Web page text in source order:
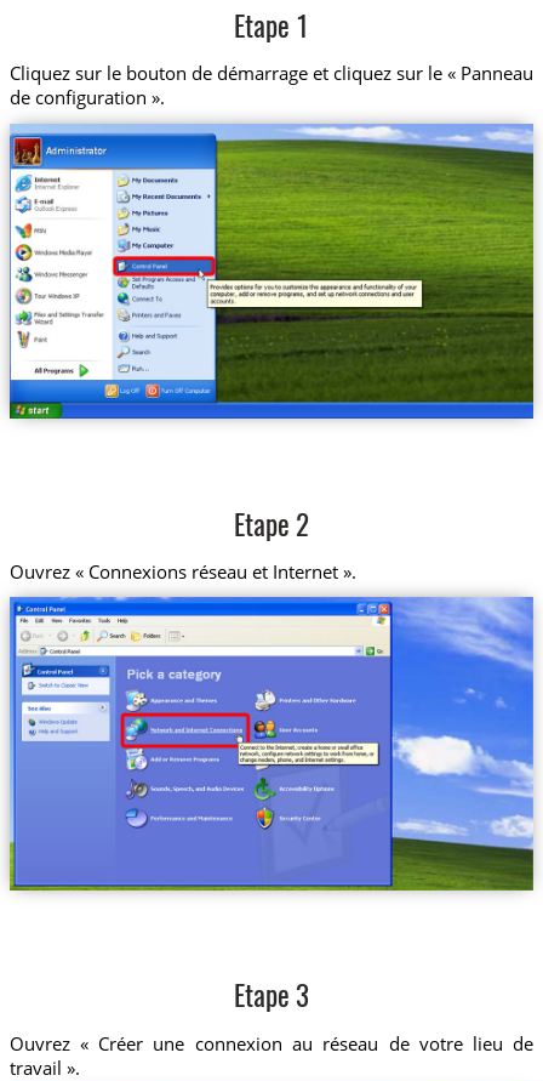
Etape 1
Cliquez sur le bouton de démarrage et cliquez sur le « Panneau
de configuration ».
Etape 2
Ouvrez « Connexions réseau et Internet ».
Etape 3
Ouvrez « Créer une connexion au réseau de votre lieu de
travail ».